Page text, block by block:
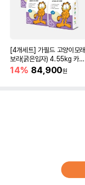
[4개세트] 가필드 고양이모래
보라(굵은입자) 4.55kg 카사
바모래
14% 84,900원